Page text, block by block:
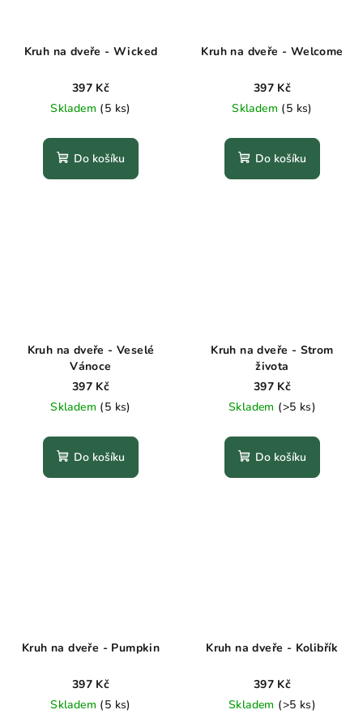
Kruh na dveře - Wicked
397 Kč
Skladem (5 ks)
Do košíku
Kruh na dveře - Welcome
397 Kč
Skladem (5 ks)
Do košíku
Kruh na dveře - Veselé
Vánoce
397 Kč
Skladem (5 ks)
Do košíku
Kruh na dveře - Strom
života
397 Kč
Skladem (>5 ks)
Do košíku
Kruh na dveře - Pumpkin
397 Kč
Skladem (5 ks)
Kruh na dveře - Kolibřík
397 Kč
Skladem (>5 ks)